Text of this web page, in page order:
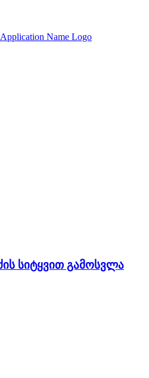
სიტყვით გამოსვლა